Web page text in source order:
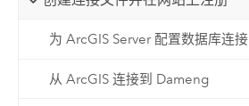
为 ArcGIS Server 配置数据库连接
从 ArcGIS 连接到 Dameng